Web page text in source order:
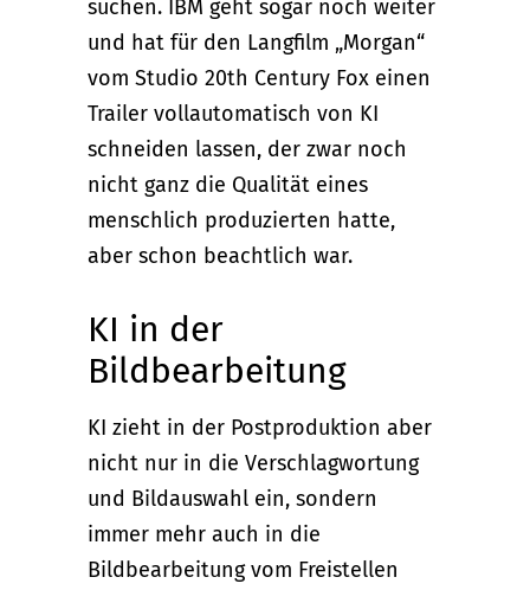
suchen. IBM geht sogar noch weiter
und hat für den Langfilm „Morgan“
vom Studio 20th Century Fox einen
Trailer vollautomatisch von KI
schneiden lassen, der zwar noch
nicht ganz die Qualität eines
menschlich produzierten hatte,
aber schon beachtlich war.
KI in der
Bildbearbeitung
KI zieht in der Postproduktion aber
nicht nur in die Verschlagwortung
und Bildauswahl ein, sondern
immer mehr auch in die
Bildbearbeitung vom Freistellen